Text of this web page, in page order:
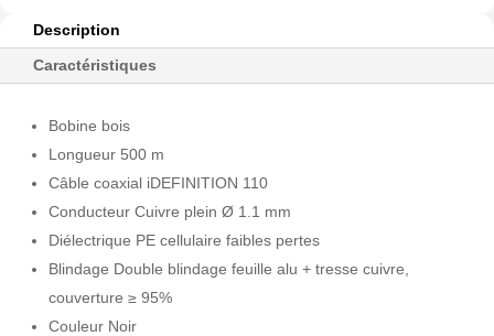
SWB
Description
Caractéristiques
Bobine bois
Longueur 500 m
Câble coaxial iDEFINITION 110
Conducteur Cuivre plein Ø 1.1 mm
Diélectrique PE cellulaire faibles pertes
Blindage Double blindage feuille alu + tresse cuivre,
couverture ≥ 95%
Couleur Noir